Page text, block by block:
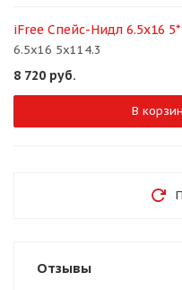
iFree Спейс-Нидл 6.5x16
6.5x16 5x114.3
8 720 руб.
В
Отзывы